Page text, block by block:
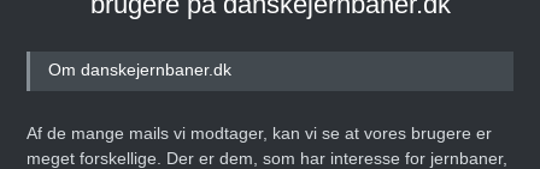
Om danskejernbaner.dk
Af de mange mails vi modtager, kan vi se at vores brugere er
meget forskellige. Der er dem, som har interesse for jernbaner,